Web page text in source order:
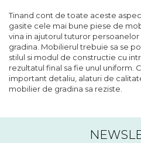
Tinand cont de toate aceste
gasite cele mai bune piese de
vina in ajutorul tuturor
gradina. Mobilierul trebuie sa se
stilul si modul de constructie cu
rezultatul final sa fie unul uniform.
important detaliu, alaturi de
mobilier de gradina sa reziste.